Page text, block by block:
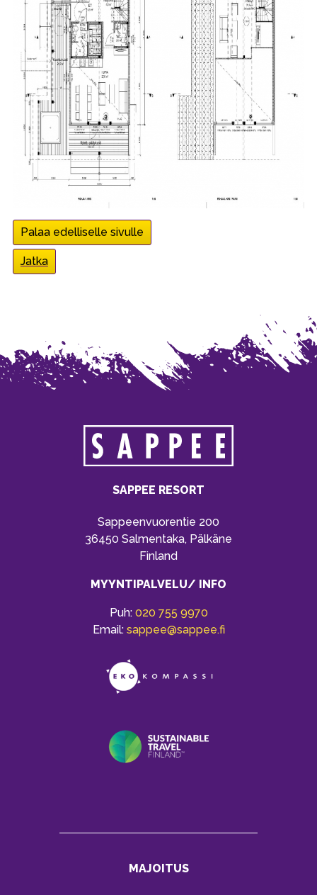
Palaa edelliselle sivulle
Jatka
SAPPEE RESORT
Sappeenvuorentie 200
36450 Salmentaka, Pälkäne
Finland
MYYNTIPALVELU/ INFO
Puh: 020 755 9970
Email: sappee@sappee.fi
MAJOITUS